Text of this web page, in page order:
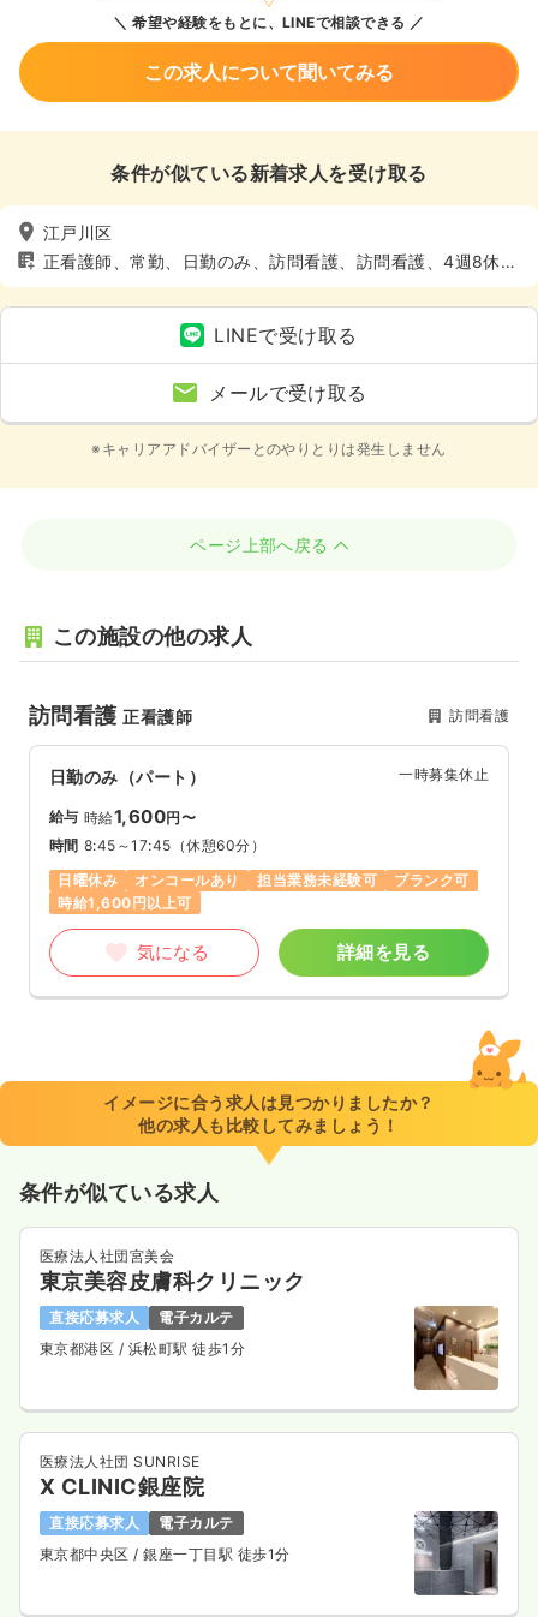
希望や経験をもとに、LINEで相談できる
この求人について聞いてみる
条件が似ている新着求人を受け取る
江戸川区
正看護師、常勤、日勤のみ、訪問看護、訪問看護、4週8休以
上
LINEで受け取る
メールで受け取る
※キャリアアドバイザーとのやりとりは発生しません
ページ上部へ戻る
この施設の他の求人
訪問看護正看護師 訪問看護
日勤のみ（パート） 一時募集休止
給与 時給1,600円〜
時間 8:45～17:45 （休憩60分）
日曜休み
オンコールあり 担当業務未経験可
ブランク可
時給1,600円以上可
気になる 詳細を見る
イメージに合う求人は見つかりましたか？
他の求人も比較してみましょう！
条件が似ている求人
医療法人社団宮美会
東京美容皮膚科クリニック
直接応募求人
電子カルテ
東京都港区 / 浜松町駅 徒歩1分
医療法人社団 SUNRISE
X CLINIC銀座院
直接応募求人
電子カルテ
東京都中央区/ 銀座一丁目駅 徒歩1分